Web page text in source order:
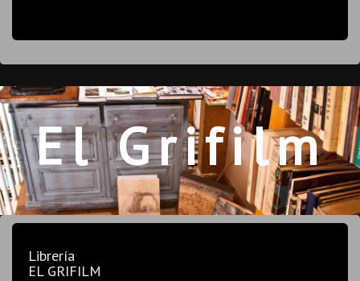
El Grifilm
Librería
EL GRIFILM